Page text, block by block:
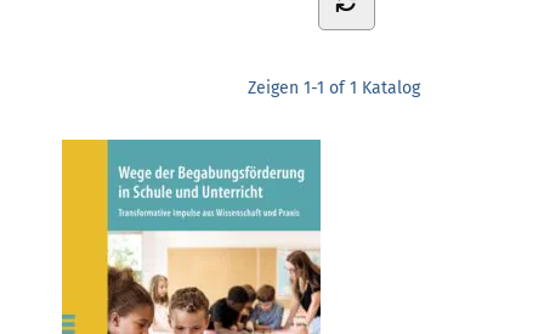
Zeigen 1-1 of 1 Katalog